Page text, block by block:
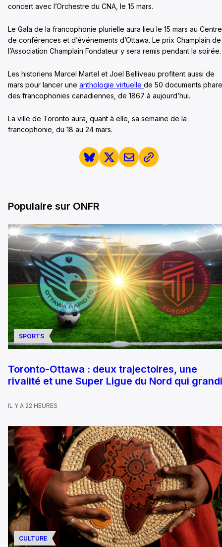
concert avec l’Orchestre du CNA, le 15 mars.
Le Gala de la francophonie plurielle aura lieu le 15 mars au Centre
de conférences et d’événements d’Ottawa. Le prix Champlain de
l’Association Champlain Fondateur y sera remis pendant la soirée.
Les historiens Marcel Martel et Joel Belliveau profitent aussi de
mars pour lancer une anthologie virtuelle de 50 documents
des francophonies canadiennes, de 1867 à aujourd’hui.
La ville de Toronto aura, quant à elle, sa semaine de la
francophonie, du 18 au 24 mars.
Populaire sur ONFR
SPORTS
Toronto-Ottawa : deux trajectoires, une
rivalité et une Super Ligue du Nord qui
IL Y A 22 HEURES
CULTURE